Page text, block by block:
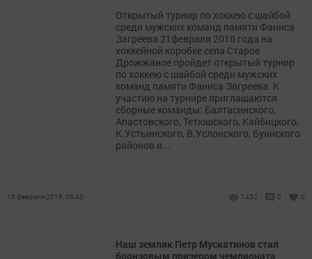
Открытый турнир по хоккею с шайбой
среди мужских команд памяти Фаниса
Загреева 21февраля 2016 года на
хоккейной коробке села Старое
Дрожжаное пройдет открытый турнир
по хоккею с шайбой среди мужских
команд памяти Фаниса Загреева. К
участию на турнире приглашаются
сборные команды: Балтасинского,
Апастовского, Тетюшского, Кайбицкого,
К.Устьинского, В.Услонского, Буинского
районов и...
16 февраля 2016, 06:45 1452 0 0
Наш земляк Петр Мускатинов стал
бронзовым призером чемпионата